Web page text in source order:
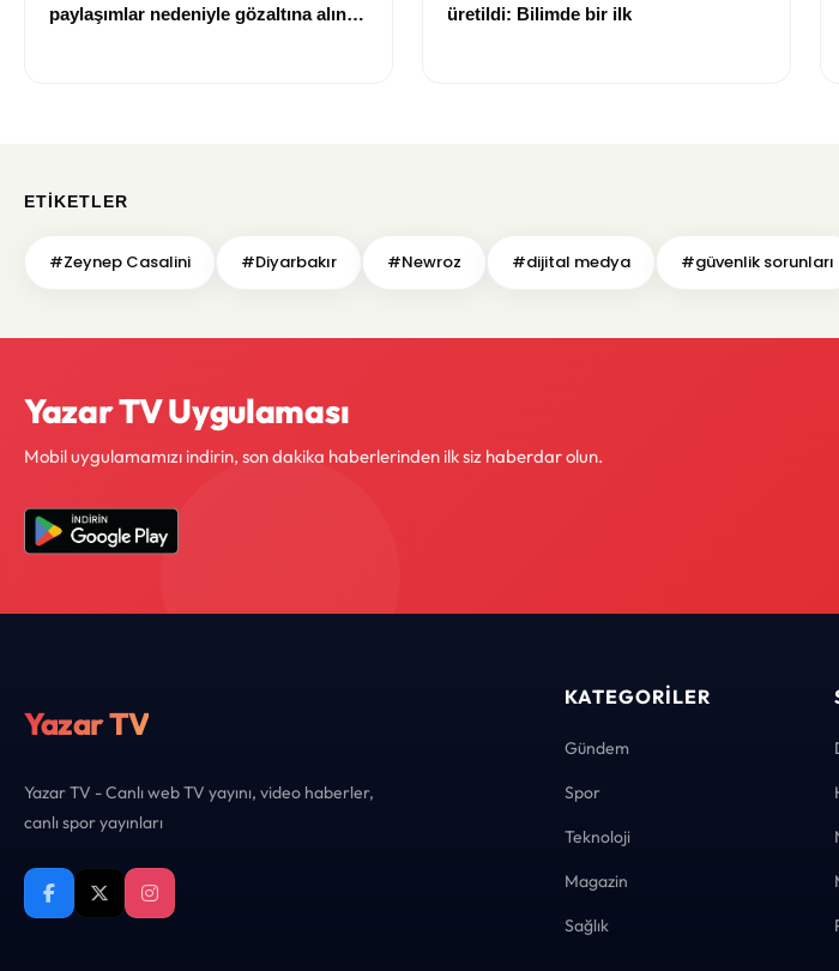
paylaşımlar nedeniyle gözaltına alınan
üretildi: Bilimde bir ilk
ETIKETLER
#Zeynep Casalini #Diyarbakır #Newroz #dijital medya #güvenlik sorunları
Yazar TV Uygulaması
Mobil uygulamamızı indirin, son dakika haberlerinden ilk siz haberdar olun.
Yazar TV
Yazar TV - Canlı web TV yayını, video haberler,
canlı spor yayınları
KATEGORILER
Gündem
Spor
Teknoloji
Magazin
Sağlık